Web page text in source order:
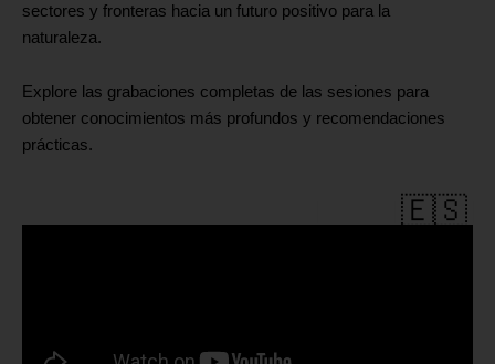
sectores y fronteras hacia un futuro positivo para la
naturaleza.
Explore las grabaciones completas de las sesiones para
obtener conocimientos más profundos y recomendaciones
prácticas.
🇪🇸